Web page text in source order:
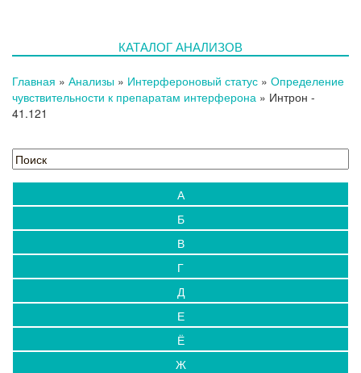
Блог
Выезды на дом
КАТАЛОГ АНАЛИЗОВ
Главная » Анализы » Интерфероновый статус » Определение
чувствительности к препаратам интерферона » Интрон -
41.121
А
Б
В
Г
Д
Е
Ё
Ж